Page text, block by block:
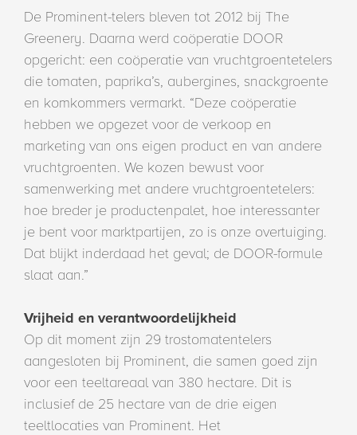
De Prominent-telers bleven tot 2012 bij The
Greenery. Daarna werd coöperatie DOOR
opgericht: een coöperatie van vruchtgroentetelers
die tomaten, paprika’s, aubergines, snackgroente
en komkommers vermarkt. “Deze coöperatie
hebben we opgezet voor de verkoop en
marketing van ons eigen product en van andere
vruchtgroenten. We kozen bewust voor
samenwerking met andere vruchtgroentetelers:
hoe breder je productenpalet, hoe interessanter
je bent voor marktpartijen, zo is onze overtuiging.
Dat blijkt inderdaad het geval; de DOOR-formule
slaat aan.”
Vrijheid en verantwoordelijkheid
Op dit moment zijn 29 trostomatentelers
aangesloten bij Prominent, die samen goed zijn
voor een teeltareaal van 380 hectare. Dit is
inclusief de 25 hectare van de drie eigen
teeltlocaties van Prominent. Het